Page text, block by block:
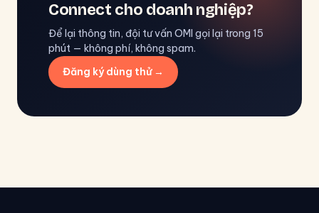
Connect cho doanh nghiệp?
Để lại thông tin, đội tư vấn OMI gọi lại trong 15
phút — không phí, không spam.
Đăng ký dùng thử →